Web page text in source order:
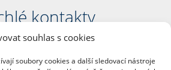
souhlas s cookies
soubory cookies a další sledovací nástroje
kontakty
fakulta
Jana Palacha 1/2